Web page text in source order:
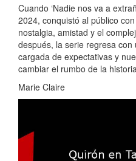
Cuando ‘Nadie nos va a
2024, conquistó al público
nostalgia, amistad y el
después, la serie regresa
cargada de expectativas y
cambiar el rumbo de la
Marie Claire